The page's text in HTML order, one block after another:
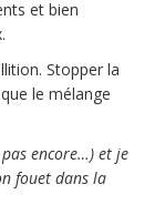
et bien
Stopper la
le mélange
encore…) et je
fouet dans la